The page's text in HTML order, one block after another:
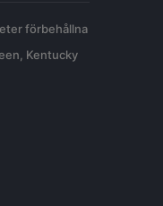
förbehållna